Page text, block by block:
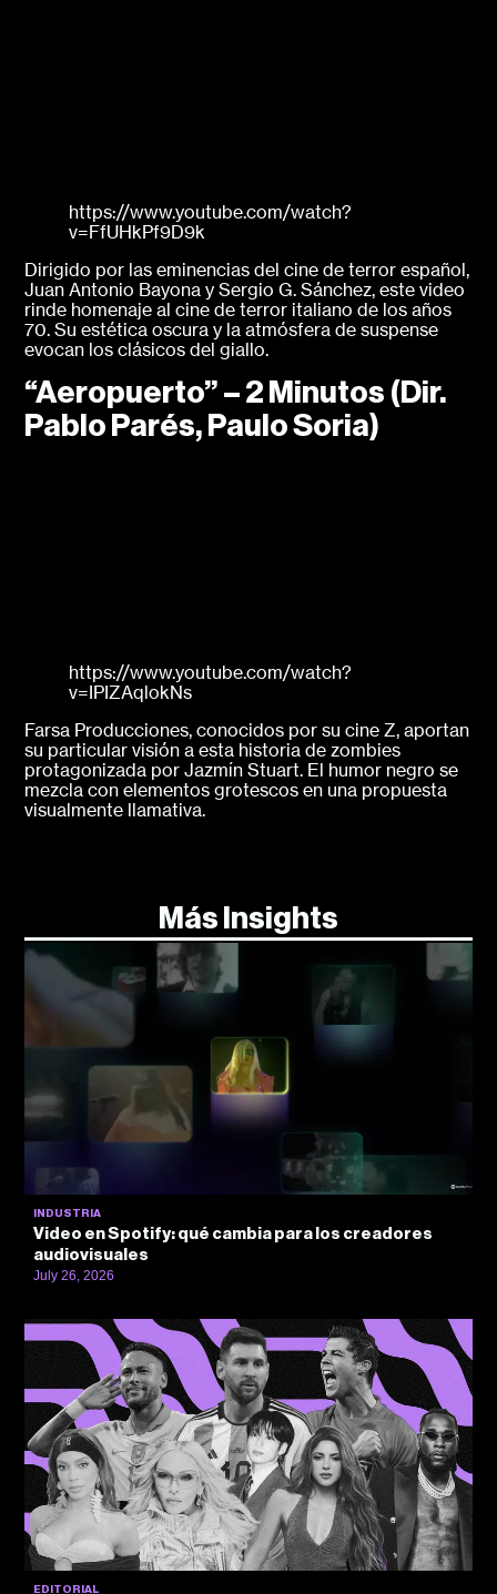
https://www.youtube.com/watch?
v=FfUHkPf9D9k
Dirigido por las eminencias del cine de terror español,
Juan Antonio Bayona y Sergio G. Sánchez, este video
rinde homenaje al cine de terror italiano de los años
70. Su estética oscura y la atmósfera de suspense
evocan los clásicos del giallo.
“Aeropuerto” – 2 Minutos (Dir.
Pablo Parés, Paulo Soria)
https://www.youtube.com/watch?
v=IPIZAqlokNs
Farsa Producciones, conocidos por su cine Z, aportan
su particular visión a esta historia de zombies
protagonizada por Jazmín Stuart. El humor negro se
mezcla con elementos grotescos en una propuesta
visualmente llamativa.
Más Insights
INDUSTRIA
Video en Spotify: qué cambia para los creadores
audiovisuales
July 26, 2026
EDITORIAL